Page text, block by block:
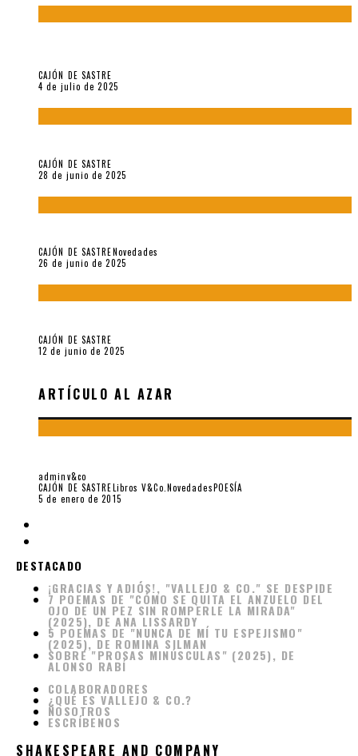
CAJÓN DE SASTRE
4 de julio de 2025
CAJÓN DE SASTRE
28 de junio de 2025
CAJÓN DE SASTRENovedades
26 de junio de 2025
CAJÓN DE SASTRE
12 de junio de 2025
ARTÍCULO AL AZAR
adminv&co
CAJÓN DE SASTRELibros V&Co. NovedadesPOESÍA
5 de enero de 2015
DESTACADO
¡GRACIAS Y ADIÓS!, "VALLEJO & CO." SE DESPIDE
7 POEMAS DE "CÓMO SE QUITA EL ANZUELO DEL
OJO DE UN PEZ SIN ROMPERLE LA MIRADA"
(2025), DE ANA LISSARDY
5 POEMAS DE "NUNCA DE MÍ TU ESPEJISMO"
(2025), DE ROMINA SILMAN
SOBRE "PROSAS MINÚSCULAS" (2025), DE
ALONSO RABÍ
COLABORADORES
¿QUÉ ES VALLEJO & CO.?
NOSOTROS
ESCRÍBENOS
SHAKESPEARE AND COMPANY